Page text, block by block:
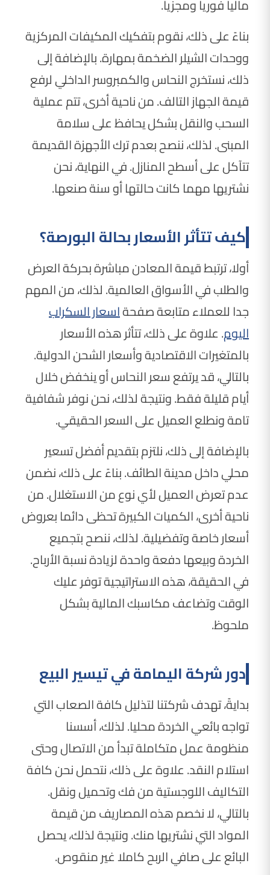
ماليا فوريا ومجزيا.
بناءً على ذلك، نقوم بتفكيك المكيفات المركزية
ووحدات الشيلر الضخمة بمهارة. بالإضافة إلى
ذلك، نستخرج النحاس والكمبروسر الداخلي لرفع
قيمة الجهاز التالف. من ناحية أخرى، تتم عملية
السحب والنقل بشكل يحافظ على سلامة
المبنى. لذلك، ننصح بعدم ترك الأجهزة القديمة
تتآكل على أسطح المنازل. في النهاية، نحن
نشتريها مهما كانت حالتها أو سنة صنعها.
كيف تتأثر الأسعار بحالة البورصة؟
أولا، ترتبط قيمة المعادن مباشرة بحركة العرض
والطلب في الأسواق العالمية. لذلك، من المهم
جدا للعملاء متابعة صفحةاسعار السكراب
اليوم. علاوة على ذلك، تتأثر هذه الأسعار
بالمتغيرات الاقتصادية وأسعار الشحن الدولية.
بالتالي، قد يرتفع سعر النحاس أو ينخفض خلال
أيام قليلة فقط. ونتيجة لذلك، نحن نوفر شفافية
تامة ونطلع العميل على السعر الحقيقي.
بالإضافة إلى ذلك، نلتزم بتقديم أفضل تسعير
محلي داخل مدينة الطائف. بناءً على ذلك، نضمن
عدم تعرض العميل لأي نوع من الاستغلال. من
ناحية أخرى، الكميات الكبيرة تحظى دائما بعروض
أسعار خاصة وتفضيلية. لذلك، ننصح بتجميع
الخردة وبيعها دفعة واحدة لزيادة نسبة الأرباح.
في الحقيقة، هذه الاستراتيجية توفر عليك
الوقت وتضاعف مكاسبك المالية بشكل
ملحوظ.
دور شركة اليمامة في تيسير البيع
بدايةً، تهدف شركتنا لتذليل كافة الصعاب التي
تواجه بائعي الخردة محليا. لذلك، أسسنا
منظومة عمل متكاملة تبدأ من الاتصال وحتى
استلام النقد. علاوة على ذلك، نتحمل نحن كافة
التكاليف اللوجستية من فك وتحميل ونقل.
بالتالي، لا نخصم هذه المصاريف من قيمة
المواد التي نشتريها منك. ونتيجة لذلك، يحصل
البائع على صافي الربح كاملا غير منقوص.